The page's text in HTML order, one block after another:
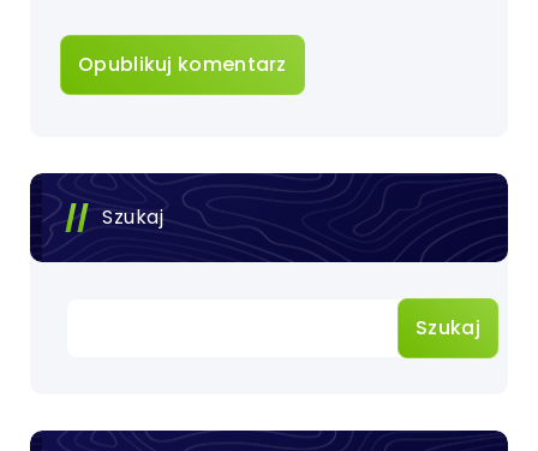
Szukaj
Szukaj